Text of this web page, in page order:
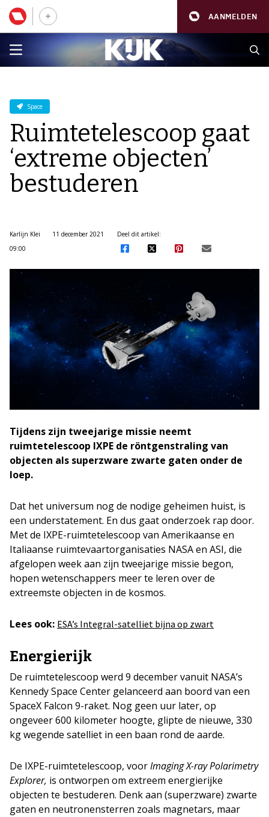
AANMELDEN
Space
Ruimtetelescoop gaat
‘extreme objecten’
bestuderen
Karlijn Klei
11 december 2021
09:00
Deel dit artikel:
Tijdens zijn tweejarige missie neemt
ruimtetelescoop IXPE de röntgenstraling van
objecten als superzware zwarte gaten onder de
loep.
Dat het universum nog de nodige geheimen huist, is
een understatement. En dus gaat onderzoek rap door.
Met de IXPE-ruimtetelescoop van Amerikaanse en
Italiaanse ruimtevaartorganisaties NASA en ASI, die
afgelopen week aan zijn tweejarige missie begon,
hopen wetenschappers meer te leren over de
extreemste objecten in de kosmos.
Lees ook: ESA’s Integral-satelliet bijna op zwart
Energierijk
De ruimtetelescoop werd 9 december vanuit NASA’s
Kennedy Space Center gelanceerd aan boord van een
SpaceX Falcon 9-raket. Nog geen uur later, op
ongeveer 600 kilometer hoogte, glipte de nieuwe, 330
kg wegende satelliet in een baan rond de aarde.
De IXPE-ruimtetelescoop, voorImaging X-ray Polarimetry
Explorer, is ontworpen om extreem energierijke
objecten te bestuderen. Denk aan (superzware) zwarte
gaten en neutronensterren zoals magnetars, maar